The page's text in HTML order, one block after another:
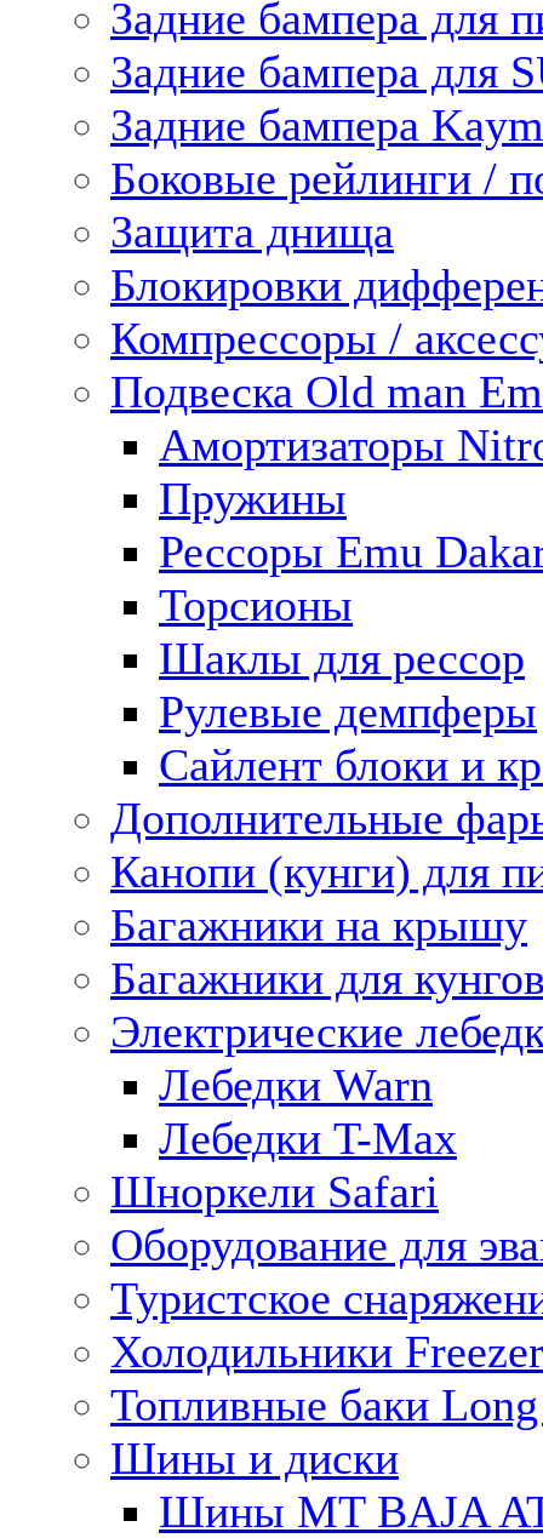
Задние бампера для
Задние бампера для
Задние бампера
Боковые рейлинги /
Защита днища
Блокировки
Компрессоры /
Подвеска Old man
Амортизаторы
Пружины
Рессоры Emu
Торсионы
Шаклы для рессор
Рулевые демпферы
Сайлент блоки и
Дополнительные
Канопи (кунги) для
Багажники на крышу
Багажники для
Электрические
Лебедки Warn
Лебедки T-Max
Шноркели Safari
Оборудование для
Туристское
Холодильники
Топливные баки
Шины и диски
Шины MT BAJA